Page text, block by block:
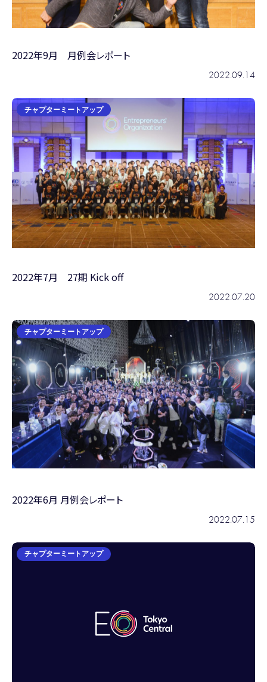
2022年9月 月例会レポート
2022.09.14
チャプターミートアップ
2022年7月 27期 Kick off
2022.07.20
チャプターミートアップ
2022年6月 月例会レポート
2022.07.15
チャプターミートアップ